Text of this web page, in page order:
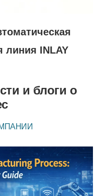
линия INLAY
и блоги о